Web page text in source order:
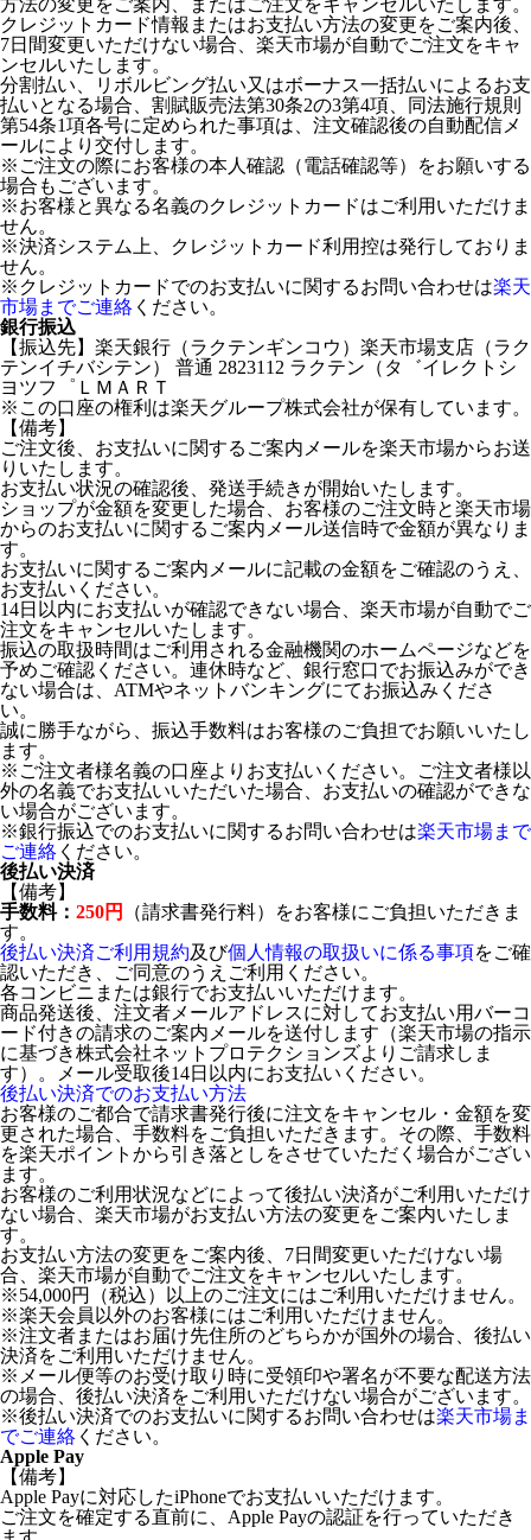
方法の変更をご案内、またはご注文をキャンセルいたします。
クレジットカード情報またはお支払い方法の変更をご案内後、
7日間変更いただけない場合、楽天市場が自動でご注文をキャ
ンセルいたします。
分割払い、リボルビング払い又はボーナス一括払いによるお支
払いとなる場合、割賦販売法第30条2の3第4項、同法施行規則
第54条1項各号に定められた事項は、注文確認後の自動配信メ
ールにより交付します。
※ご注文の際にお客様の本人確認（電話確認等）をお願いする
場合もございます。
※お客様と異なる名義のクレジットカードはご利用いただけま
せん。
※決済システム上、クレジットカード利用控は発行しておりま
せん。
※クレジットカードでのお支払いに関するお問い合わせは楽天
市場までご連絡 ください。
銀行振込
【振込先】楽天銀行（ラクテンギンコウ）楽天市場支店（ラク
テンイチバシテン） 普通 2823112 ラクテン（タ゛イレクトシ
ヨツフ゜ＬＭＡＲＴ
※この口座の権利は楽天グループ株式会社が保有しています。
【備考】
ご注文後、お支払いに関するご案内メールを楽天市場からお送
りいたします。
お支払い状況の確認後、発送手続きが開始いたします。
ショップが金額を変更した場合、お客様のご注文時と楽天市場
からのお支払いに関するご案内メール送信時で金額が異なりま
す。
お支払いに関するご案内メールに記載の金額をご確認のうえ、
お支払いください。
14日以内にお支払いが確認できない場合、楽天市場が自動でご
注文をキャンセルいたします。
振込の取扱時間はご利用される金融機関のホームページなどを
予めご確認ください。連休時など、銀行窓口でお振込みができ
ない場合は、ATMやネットバンキングにてお振込みくださ
い。
誠に勝手ながら、振込手数料はお客様のご負担でお願いいたし
ます。
※ご注文者様名義の口座よりお支払いください。ご注文者様以
外の名義でお支払いいただいた場合、お支払いの確認ができな
い場合がございます。
※銀行振込でのお支払いに関するお問い合わせは楽天市場まで
ご連絡 ください。
後払い決済
【備考】
手数料： 250円
（請求書発行料）をお客様にご負担いただきま
す。
後払い決済ご利用規約及び個人情報の取扱いに係る事項をご確
認いただき、ご同意のうえご利用ください。
各コンビニまたは銀行でお支払いいただけます。
商品発送後、注文者メールアドレスに対してお支払い用バーコ
ード付きの請求のご案内メールを送付します（楽天市場の指示
に基づき株式会社ネットプロテクションズよりご請求しま
す）。メール受取後14日以内にお支払いください。
後払い決済でのお支払い方法
お客様のご都合で請求書発行後に注文をキャンセル・金額を変
更された場合、手数料をご負担いただきます。その際、手数料
を楽天ポイントから引き落としをさせていただく場合がござい
ます。
お客様のご利用状況などによって後払い決済がご利用いただけ
ない場合、楽天市場がお支払い方法の変更をご案内いたしま
す。
お支払い方法の変更をご案内後、7日間変更いただけない場
合、楽天市場が自動でご注文をキャンセルいたします。
※54,000円（税込）以上のご注文にはご利用いただけません。
※楽天会員以外のお客様にはご利用いただけません。
※注文者またはお届け先住所のどちらかが国外の場合、後払い
決済をご利用いただけません。
※メール便等のお受け取り時に受領印や署名が不要な配送方法
の場合、後払い決済をご利用いただけない場合がございます。
※後払い決済でのお支払いに関するお問い合わせは楽天市場ま
でご連絡 ください。
Apple Pay
【備考】
Apple Payに対応したiPhoneでお支払いいただけます。
ご注文を確定する直前に、Apple Payの認証を行っていただき